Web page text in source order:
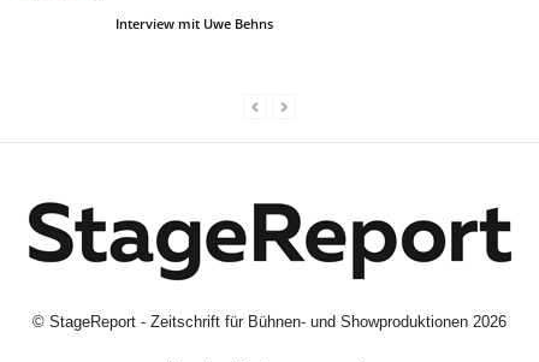
Interview mit Uwe Behns
© StageReport - Zeitschrift für Bühnen- und Showproduktionen 2026